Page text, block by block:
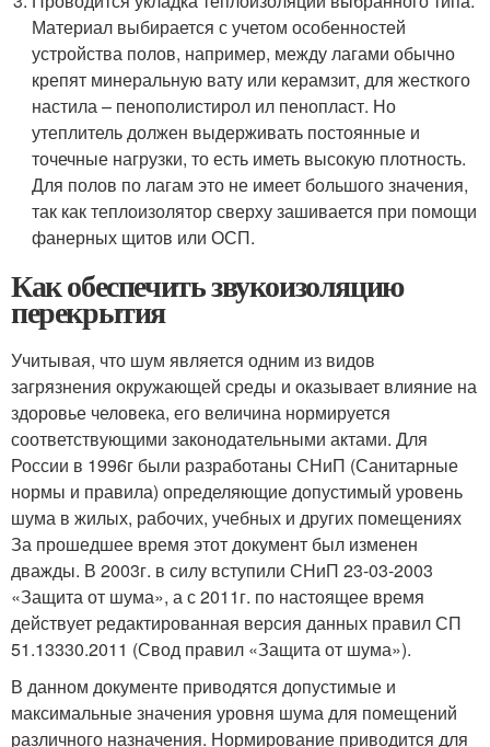
Материал выбирается с учетом особенностей
устройства полов, например, между лагами обычно
крепят минеральную вату или керамзит, для жесткого
настила – пенополистирол ил пенопласт. Но
утеплитель должен выдерживать постоянные и
точечные нагрузки, то есть иметь высокую плотность.
Для полов по лагам это не имеет большого значения,
так как теплоизолятор сверху зашивается при помощи
фанерных щитов или ОСП.
Как обеспечить звукоизоляцию
перекрытия
Учитывая, что шум является одним из видов
загрязнения окружающей среды и оказывает влияние на
здоровье человека, его величина нормируется
соответствующими законодательными актами. Для
России в 1996г были разработаны СНиП (Санитарные
нормы и правила) определяющие допустимый уровень
шума в жилых, рабочих, учебных и других помещениях
За прошедшее время этот документ был изменен
дважды. В 2003г. в силу вступили СНиП 23-03-2003
«Защита от шума», а с 2011г. по настоящее время
действует редактированная версия данных правил СП
51.13330.2011 (Свод правил «Защита от шума»).
В данном документе приводятся допустимые и
максимальные значения уровня шума для помещений
различного назначения. Нормирование приводится для